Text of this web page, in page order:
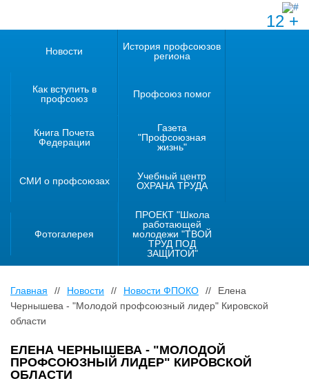
12 +
Новости
История профсоюзов
региона
Как вступить в
профсоюз
Профсоюз помог
Книга Почета
Федерации
Газета
"Профсоюзная
жизнь"
СМИ о профсоюзах
Учебный центр
ОХРАНА ТРУДА
Фотогалерея
ПРОЕКТ "Школа
работающей
молодежи "ТВОЙ
ТРУД ПОД
ЗАЩИТОЙ"
Главная // Новости // Новости ФПОКО //
Елена
Чернышева - "Молодой профсоюзный лидер" Кировской
области
ЕЛЕНА ЧЕРНЫШЕВА - "МОЛОДОЙ
ПРОФСОЮЗНЫЙ ЛИДЕР" КИРОВСКОЙ
ОБЛАСТИ